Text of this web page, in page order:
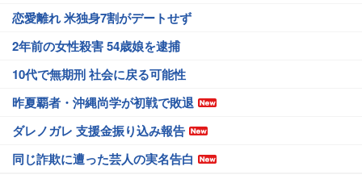
恋愛離れ 米独身7割がデートせず
2年前の女性殺害 54歳娘を逮捕
10代で無期刑 社会に戻る可能性
昨夏覇者・沖縄尚学が初戦で敗退
ダレノガレ 支援金振り込み報告
同じ詐欺に遭った芸人の実名告白